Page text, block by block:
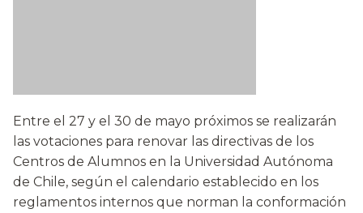
Entre el 27 y el 30 de mayo próximos se realizarán
las votaciones para renovar las directivas de los
Centros de Alumnos en la Universidad Autónoma
de Chile, según el calendario establecido en los
reglamentos internos que norman la conformación